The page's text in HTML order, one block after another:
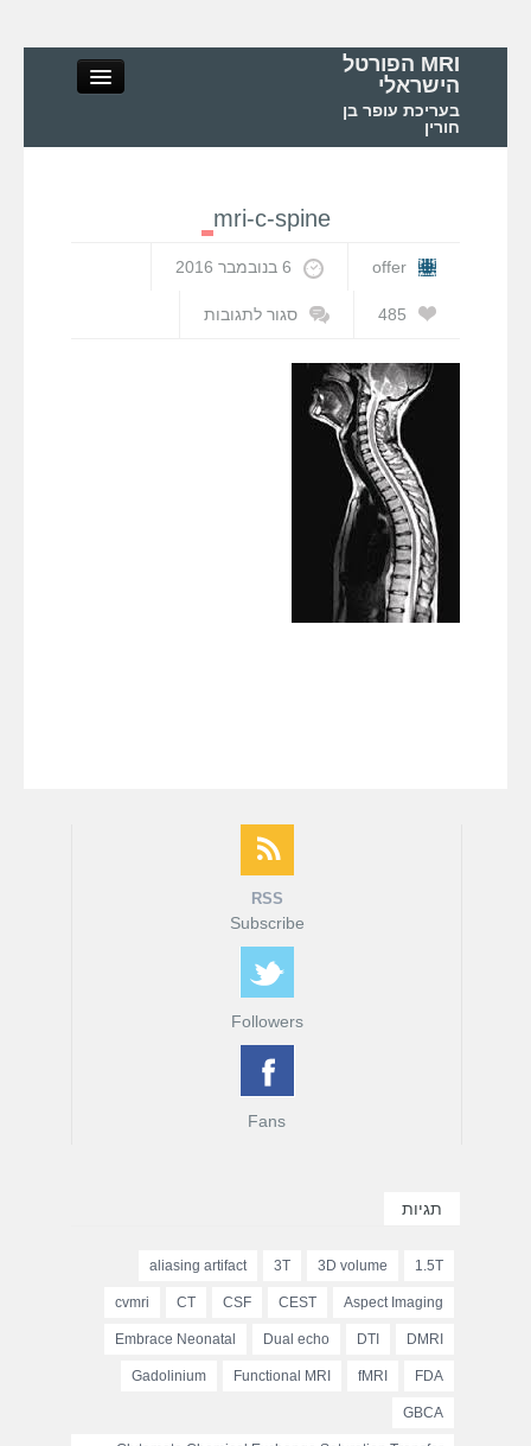
MRI הפורטל
הישראלי
בעריכת עופר בן
חורין
MRI – מושגי יסוד ופיזיקה
MRI בישראל ובעולם
fMRI ודימות המוח
MRI המדריך המלא
mri-c-spine
offer 6 בנובמבר 2016
485
סגור לתגובות
mri-
c-
spine
RSS
Subscribe
Followers
Fans
תגיות
1.5T
3D volume
3T
aliasing artifact
Aspect Imaging
CEST
CSF
CT
cvmri
DMRI
DTI
Dual echo
Embrace Neonatal
FDA
fMRI
Functional MRI
Gadolinium
GBCA